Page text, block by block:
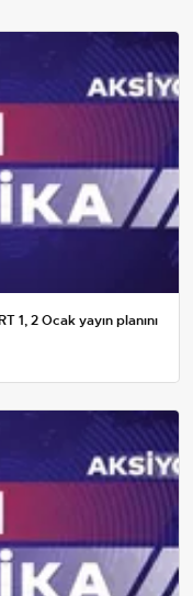
1, 2 Ocak yayın planını